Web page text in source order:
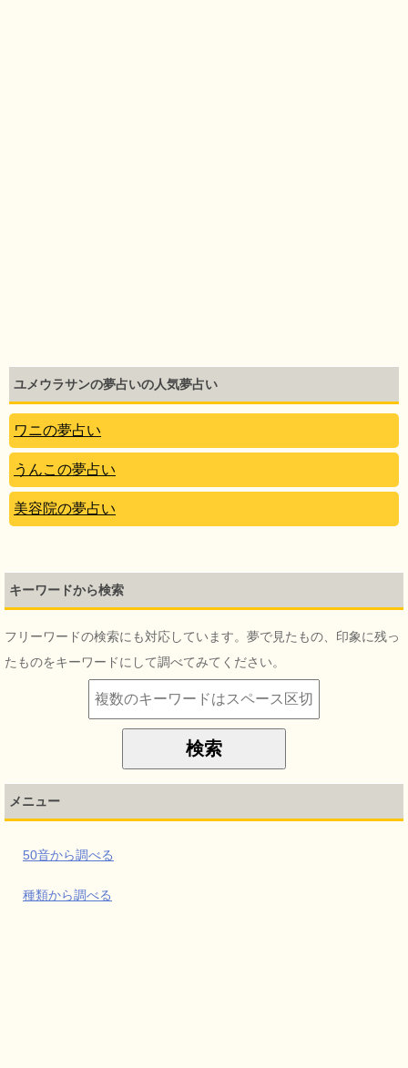
ユメウラサンの夢占いの人気夢占い
ワニの夢占い
うんこの夢占い
美容院の夢占い
キーワードから検索
フリーワードの検索にも対応しています。夢で見たもの、印象に残っ
たものをキーワードにして調べてみてください。
メニュー
50音から調べる
種類から調べる